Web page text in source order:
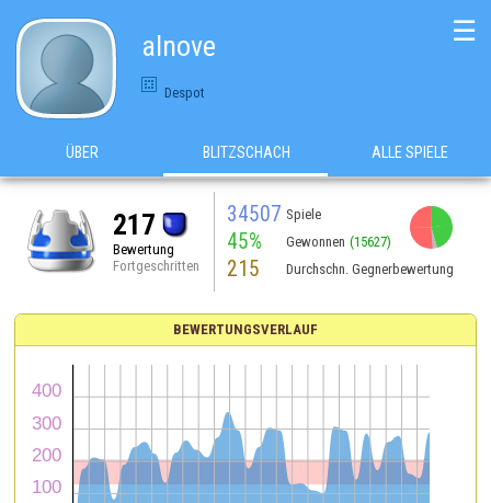
alnove
Despot
☰
ÜBER BLITZSCHACH ALLE SPIELE
217
Bewertung
Fortgeschritten
34507 Spiele
45% Gewonnen (15627)
215 Durchschn. Gegnerbewertung
BEWERTUNGSVERLAUF